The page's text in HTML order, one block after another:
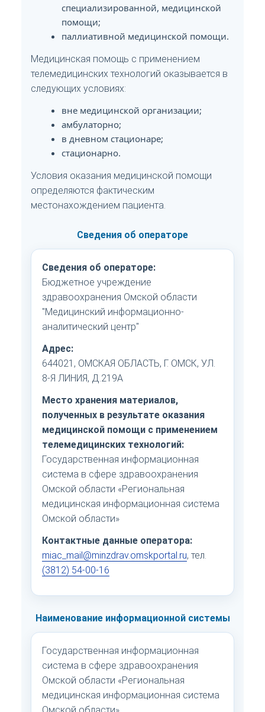
специализированной, медицинской
помощи;
паллиативной медицинской помощи.
Медицинская помощь с применением
телемедицинских технологий оказывается в
следующих условиях:
вне медицинской организации;
амбулаторно;
в дневном стационаре;
стационарно.
Условия оказания медицинской помощи
определяются фактическим
местонахождением пациента.
Сведения об операторе
Сведения об операторе:
Бюджетное учреждение
здравоохранения Омской области
"Медицинский информационно-
аналитический центр"
Адрес:
644021, ОМСКАЯ ОБЛАСТЬ, Г. ОМСК, УЛ.
8-Я ЛИНИЯ, Д.219А
Место хранения материалов,
полученных в результате оказания
медицинской помощи с применением
телемедицинских технологий:
Государственная информационная
система в сфере здравоохранения
Омской области «Региональная
медицинская информационная система
Омской области»
Контактные данные оператора:
miac_mail@minzdrav.omskportal.ru, тел.
(3812) 54-00-16
Наименование информационной системы
Государственная информационная
система в сфере здравоохранения
Омской области «Региональная
медицинская информационная система